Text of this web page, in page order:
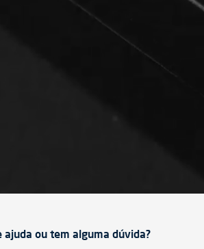
ajuda ou tem alguma dúvida?